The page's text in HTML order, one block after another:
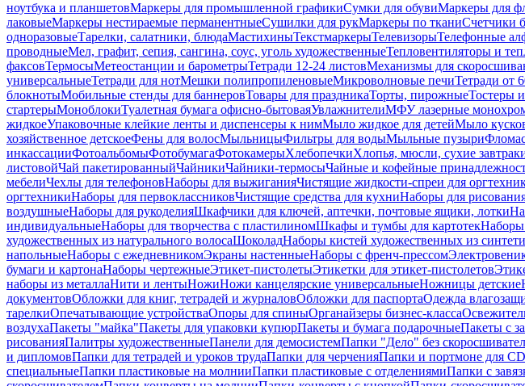
ноутбука и планшетовМаркеры для промышленной графикиСумки для обувиМаркеры для
лаковыеМаркеры нестираемые перманентныеСушилки для рукМаркеры по тканиСчетчики
одноразовыеТарелки, салатники, блюдаМастихиныТекстмаркерыТелевизорыТелефонные
проводныеМел, графит, сепия, сангина, соус, уголь художественныеТепловентиляторы и
факсовТермосыМетеостанции и барометрыТетради 12-24 листовМеханизмы для
универсальныеТетради для нотМешки полипропиленовыеМикроволновые печиТетради от
блокнотыМобильные стенды для баннеровТовары для праздникаТорты, пирожныеТостеры
стартерыМоноблокиТуалетная бумага офисно-бытоваяУвлажнителиМФУ лазерные
жидкоеУпаковочные клейкие ленты и диспенсеры к нимМыло жидкое для детейМыло
хозяйственное детскоеФены для волосМыльницыФильтры для водыМыльные пузыри
инкассацииФотоальбомыФотобумагаФотокамерыХлебопечкиХлопья, мюсли, сухие
листовойЧай пакетированныйЧайникиЧайники-термосыЧайные и кофейные
мебелиЧехлы для телефоновНаборы для выжиганияЧистящие жидкости-спреи для
оргтехникиНаборы для первоклассниковЧистящие средства для кухниНаборы для
воздушныеНаборы для рукоделияШкафчики для ключей, аптечки, почтовые ящики, лотки
индивидуальныеНаборы для творчества с пластилиномШкафы и тумбы для картотекНаборы
художественных из натурального волосаШоколадНаборы кистей художественных из
напольныеНаборы с ежедневникомЭкраны настенныеНаборы с френч-прессом
бумаги и картонаНаборы чертежныеЭтикет-пистолетыЭтикетки для этикет-пистолетов
наборы из металлаНити и лентыНожиНожи канцелярские универсальныеНожницы детские
документовОбложки для книг, тетрадей и журналовОбложки для паспортаОдежда
тарелкиОпечатывающие устройстваОпоры для спиныОрганайзеры бизнес-класса
воздухаПакеты "майка"Пакеты для упаковки купюрПакеты и бумага подарочныеПакеты с
рисованияПалитры художественныеПанели для демосистемПапки "Дело" без
и дипломовПапки для тетрадей и уроков трудаПапки для черченияПапки и портмоне для
специальныеПапки пластиковые на молнииПапки пластиковые с отделениямиПапки с